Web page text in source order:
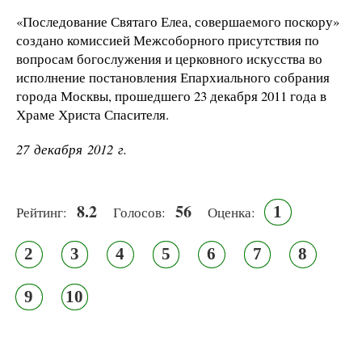
«Последование Святаго Елеа, совершаемого поскору»
создано комиссией Межсоборного присутствия по
вопросам богослужения и церковного искусства во
исполнение постановления Епархиального собрания
города Москвы, прошедшего 23 декабря 2011 года в
Храме Христа Спасителя.
27 декабря 2012 г.
Рейтинг: 8.2 Голосов: 56 Оценка: 1
2 3 4 5 6 7 8
9 10